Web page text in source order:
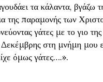
τα κάλαντα, βγάζω
της παραμονής των
γάτες με το γιο της
στη μνήμη μου
όμως γάτες….».